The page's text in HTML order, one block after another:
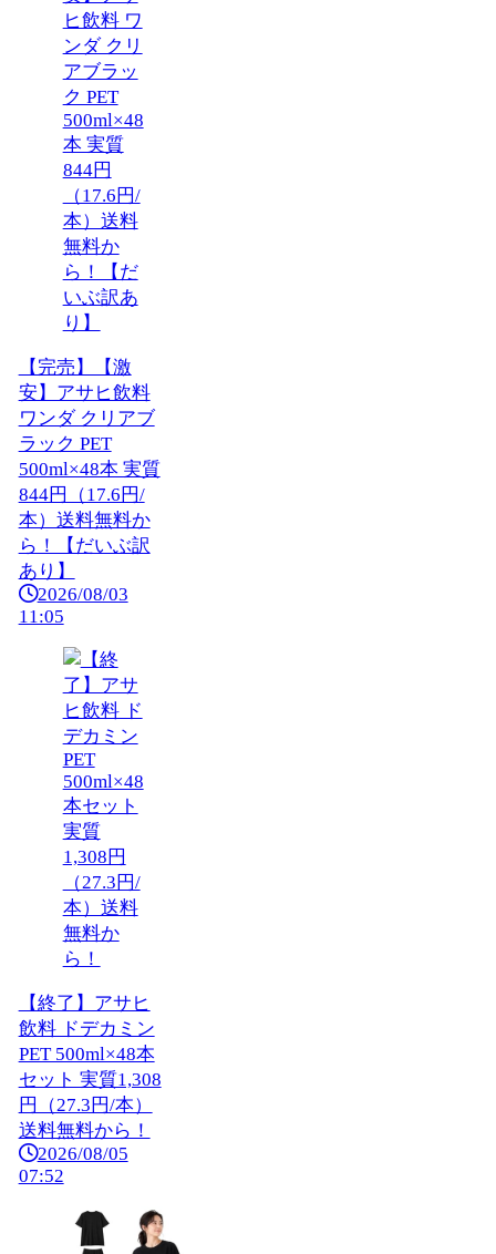
【完売】【激
安】アサヒ飲料
ワンダ クリアブ
ラック PET
500ml×48本 実質
844円（17.6円/
本）送料無料か
ら！【だいぶ訳
あり】
2026/08/03
11:05
【終了】アサヒ
飲料 ドデカミン
PET 500ml×48本
セット 実質1,308
円（27.3円/本）
送料無料から！
2026/08/05
07:52